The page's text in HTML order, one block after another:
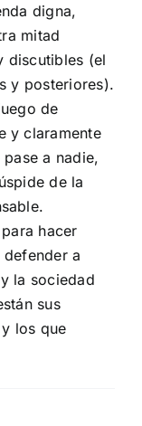
digna,
mitad
discutibles (el
y posteriores).
de
y claramente
a nadie,
de la
hacer
a
la sociedad
sus
los que